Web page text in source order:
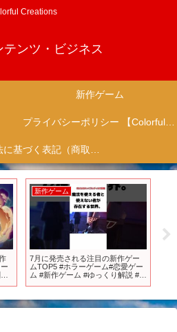
Creations
テンツ・ビジネス
新作ゲーム
プライバシーポリシー 【Colorful Creation】
特定商取引法に基づく表記（商取引に関する開示）
新作ゲーム
7月に発売される注目の新作ゲー
ムTOP5 #ホラーゲーム#恋愛ゲー
ム #新作ゲーム #ゆっくり解説 #ゆ